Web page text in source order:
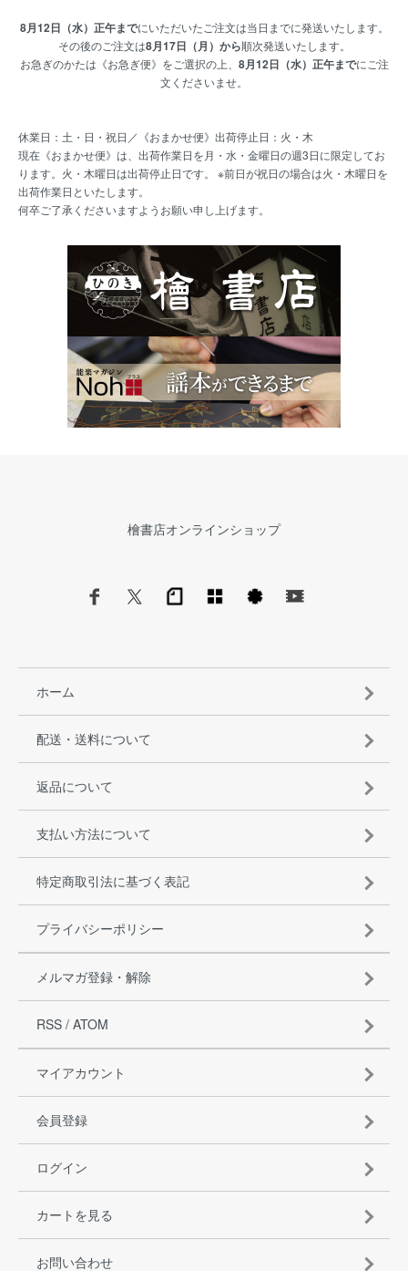
8月12日（水）正午までにいただいたご注文は当日までに発送いたします。
その後のご注文は8月17日（月）から順次発送いたします。
お急ぎのかたは《お急ぎ便》をご選択の上、 8月12日（水）正午までにご注
文くださいませ。
休業日：土・日・祝日／《おまかせ便》出荷停止日：火・木
現在《おまかせ便》は、出荷作業日を月・水・金曜日の週3日に限定してお
ります。火・木曜日は出荷停止日です。 ※前日が祝日の場合は火・木曜日を
出荷作業日といたします。
何卒ご了承くださいますようお願い申し上げます。
檜書店オンラインショップ
ホーム
配送・送料について
返品について
支払い方法について
特定商取引法に基づく表記
プライバシーポリシー
メルマガ登録・解除
RSS / ATOM
マイアカウント
会員登録
ログイン
カートを見る
お問い合わせ